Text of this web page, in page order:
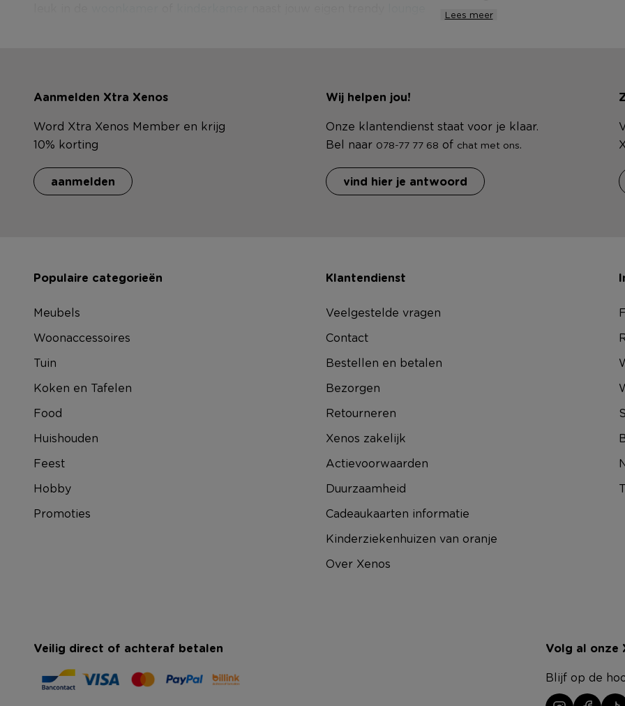
Lees meer
Aanmelden Xtra Xenos
Word Xtra Xenos Member en krijg
10% korting
aanmelden
Wij helpen jou!
Onze klantendienst staat voor je klaar.
Bel naar 078-77 77 68 of chat met ons.
vind hier je antwoord
Populaire categorieën
Meubels
Woonaccessoires
Tuin
Koken en Tafelen
Food
Huishouden
Feest
Hobby
Promoties
Klantendienst
Veelgestelde vragen
Contact
Bestellen en betalen
Bezorgen
Retourneren
Xenos zakelijk
Actievoorwaarden
Duurzaamheid
Cadeaukaarten informatie
Kinderziekenhuizen van oranje
Over Xenos
Veilig direct of achteraf betalen Volg al onze
Blijf op de